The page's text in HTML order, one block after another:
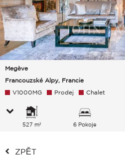
Megève
Francouzské Alpy, Francie
V1000MG Prodej Chalet
527 m² 6 Pokoje
ZPĚT